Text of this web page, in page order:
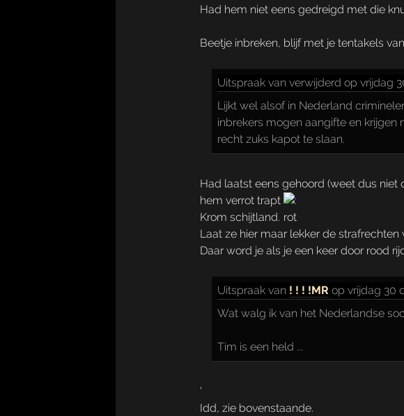
Had hem niet eens gedreigd met die
Beetje inbreken, blijf met je tentakels
Uitspraakvan verwijderd op vrijdag
Lijkt wel alsof in Nederland
inbrekers mogen aangifte en krijgen
recht zuks kapot te slaan.
Had laatst eens gehoord (weet dus niet
hem verrot trapt
Krom schijtland.
Laat ze hier maar lekker de
Daar word je als je een keer door rood
Uitspraakvan ! ! ! !MR op vrijdag 30
Wat walg ik van het Nederlandse
Tim is een held ...
'
Idd, zie bovenstaande.